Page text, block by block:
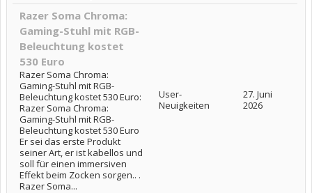
Razer Soma Chroma:
Gaming-Stuhl mit RGB-
Beleuchtung kostet
530 Euro
Razer Soma Chroma:
Gaming-Stuhl mit RGB-
Beleuchtung kostet 530 Euro:
Razer Soma Chroma:
Gaming-Stuhl mit RGB-
Beleuchtung kostet 530 Euro
Er sei das erste Produkt
seiner Art, er ist kabellos und
soll für einen immersiven
Effekt beim Zocken sorgen.. .
Razer Soma...
User-
Neuigkeiten
27. Juni
2026